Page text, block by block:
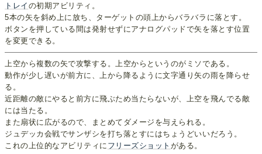
トレイ の初期アビリティ。
5本の矢を斜め上に放ち、ターゲットの頭上からバラバラに落とす。
ボタンを押している間は発射せずにアナログパッドで矢を落とす位置
を変更できる。
上空から複数の矢で攻撃する。上空からというのがミソである。
動作が少し遅いが前方に、上から降るように文字通り矢の雨を降らせ
る。
近距離の敵にやると前方に飛ぶため当たらないが、上空を飛んでる敵
には当たる。
また扇状に広がるので、まとめてダメージを与えられる。
ジュデッカ会戦でサンザシを打ち落とすにはちょうどいいだろう。
これの上位的なアビリティに フリーズショット がある。